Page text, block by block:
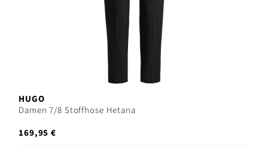
HUGO
Damen 7/8 Stoffhose Hetana
169,95 €